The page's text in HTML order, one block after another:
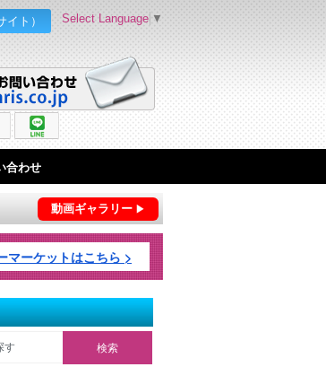
イト） Select Language ▼
合わせ
動画ギャラリー
マーケットはこちら >